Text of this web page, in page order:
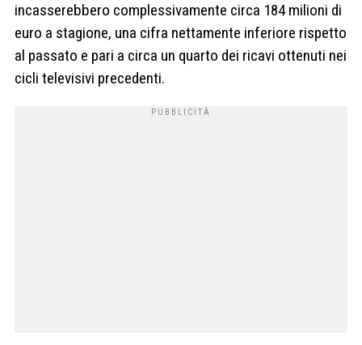
incasserebbero complessivamente circa 184 milioni di
euro a stagione, una cifra nettamente inferiore rispetto
al passato e pari a circa un quarto dei ricavi ottenuti nei
cicli televisivi precedenti.